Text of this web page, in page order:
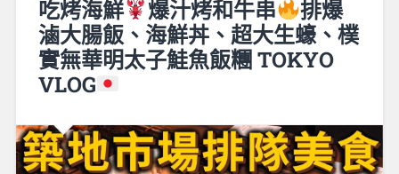
吃烤海鮮
爆汁烤和牛串
排爆
滷大腸飯、海鮮丼、超大生蠔、樸
實無華明太子鮭魚飯糰 TOKYO
VLOG